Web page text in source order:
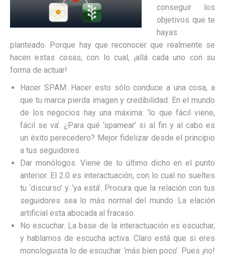
conseguir los
objetivos que te
hayas
planteado. Porque hay que reconocer que realmente se
hacen estas cosas, con lo cual, ¡allá cada uno con su
forma de actuar!
Hacer SPAM. Hacer esto sólo conduce a una cosa, a
que tu marca pierda imagen y credibilidad. En el mundo
de los negocios hay una máxima: ‘lo que fácil viene,
fácil se va’. ¿Para qué ‘spamear’ si al fin y al cabo es
un éxito perecedero? Mejor fidelizar desde el principio
a tus seguidores.
Dar monólogos. Viene de lo último dicho en el punto
anterior. El 2.0 es interactuación, con lo cual no sueltes
tu ‘discurso’ y ‘ya está’. Procura que la relación con tus
seguidores sea lo más normal del mundo. La elación
artificial esta abocada al fracaso.
No escuchar. La base de la interactuación es escuchar,
y hablamos de escucha activa. Claro está que si eres
monologuista lo de escuchar ‘más bien poco’. Pues ¡no!